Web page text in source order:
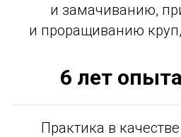
и замачиванию,
и проращиванию
6 лет
Практика в